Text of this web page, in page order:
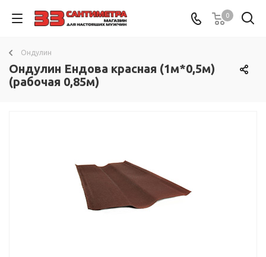
0
Ондулин
Ондулин Ендова красная (1м*0,5м)
(рабочая 0,85м)